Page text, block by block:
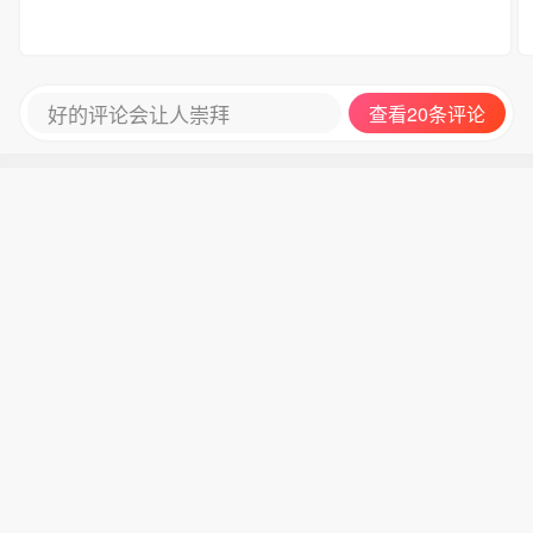
好的评论会让人崇拜 查看20条评论